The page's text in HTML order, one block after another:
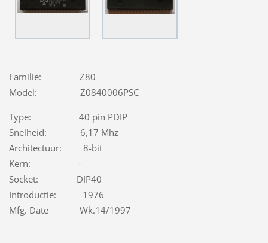
Familie: Z80
Model: Z0840006PSC
Type: 40 pin PDIP
Snelheid: 6,17 Mhz
Architectuur: 8-bit
Kern: -
Socket: DIP40
Introductie: 1976
Mfg. Date Wk.14/1997